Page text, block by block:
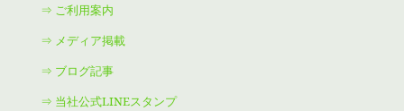
⇒ ご利用案内
⇒ メディア掲載
⇒ ブログ記事
⇒ 当社公式LINEスタンプ